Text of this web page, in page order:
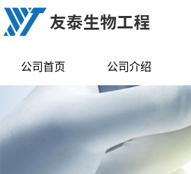
公司首页 公司介绍